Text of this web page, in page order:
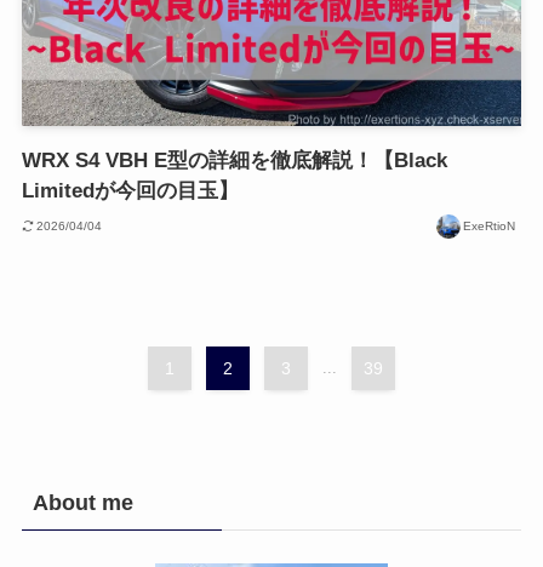
WRX S4 VBH E型の詳細を徹底解説！【Black
Limitedが今回の目玉】
2026/04/04 ExeRtioN
1 2 3 39
About me